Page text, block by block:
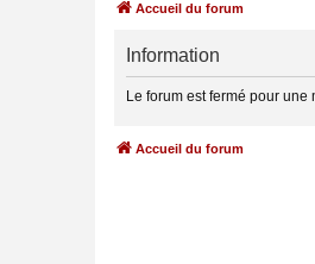
Accueil du forum
Information
Le forum est fermé pour
Accueil du forum